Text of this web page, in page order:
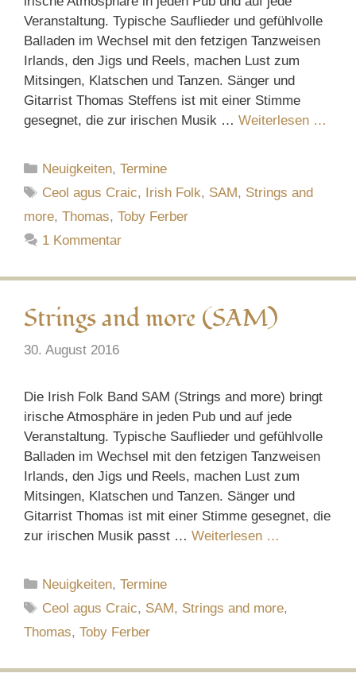
Veranstaltung. Typische Sauflieder und gefühlvolle
Balladen im Wechsel mit den fetzigen Tanzweisen
Irlands, den Jigs und Reels, machen Lust zum
Mitsingen, Klatschen und Tanzen. Sänger und
Gitarrist Thomas Steffens ist mit einer Stimme
gesegnet, die zur irischen Musik … Weiterlesen …
Kategorien
Neuigkeiten,Termine
Schlagwörter
Ceol agus Craic, Irish Folk, SAM, Strings and
more, Thomas, Toby Ferber
1 Kommentar
Strings and more (SAM)
30. August 2016
Die Irish Folk Band SAM (Strings and more) bringt
irische Atmosphäre in jeden Pub und auf jede
Veranstaltung. Typische Sauflieder und gefühlvolle
Balladen im Wechsel mit den fetzigen Tanzweisen
Irlands, den Jigs und Reels, machen Lust zum
Mitsingen, Klatschen und Tanzen. Sänger und
Gitarrist Thomas ist mit einer Stimme gesegnet, die
zur irischen Musik passt … Weiterlesen …
Kategorien
Neuigkeiten,Termine
Schlagwörter
Ceol agus Craic, SAM, Strings and more,
Thomas, Toby Ferber